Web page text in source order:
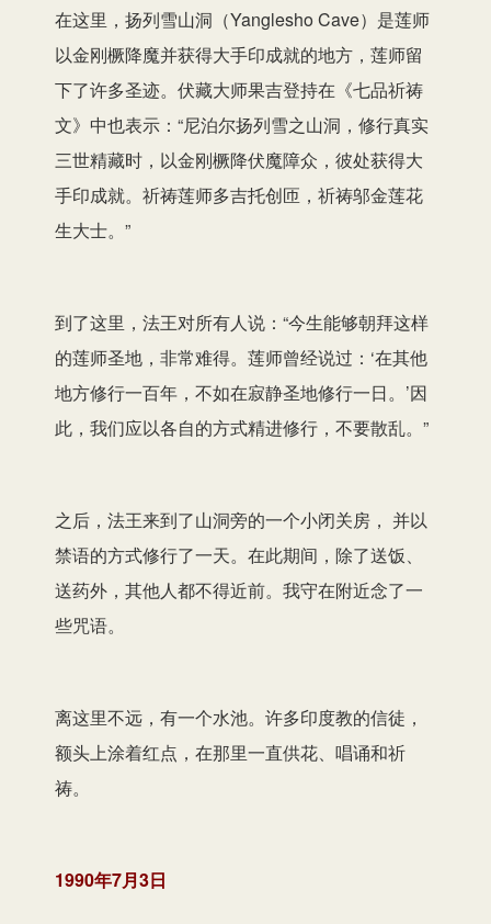
在这里，扬列雪山洞（Yanglesho Cave）是莲师
以金刚橛降魔并获得大手印成就的地方，莲师留
下了许多圣迹。伏藏大师果吉登持在《七品祈祷
文》中也表示：“尼泊尔扬列雪之山洞，修行真实
三世精藏时，以金刚橛降伏魔障众，彼处获得大
手印成就。祈祷莲师多吉托创匝，祈祷邬金莲花
生大士。”
到了这里，法王对所有人说：“今生能够朝拜这样
的莲师圣地，非常难得。莲师曾经说过：‘在其他
地方修行一百年，不如在寂静圣地修行一日。’因
此，我们应以各自的方式精进修行，不要散乱。”
之后，法王来到了山洞旁的一个小闭关房， 并以
禁语的方式修行了一天。在此期间，除了送饭、
送药外，其他人都不得近前。我守在附近念了一
些咒语。
离这里不远，有一个水池。许多印度教的信徒，
额头上涂着红点，在那里一直供花、唱诵和祈
祷。
1990年7月3日